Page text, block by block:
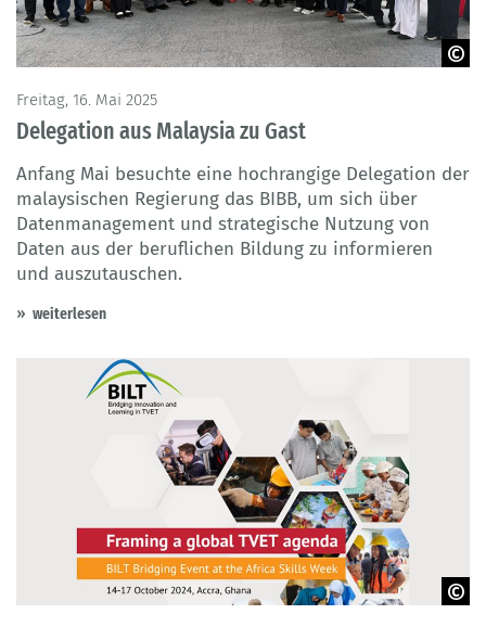
Freitag, 16. Mai 2025
Delegation aus Malaysia zu Gast
Anfang Mai besuchte eine hochrangige Delegation der
malaysischen Regierung das BIBB, um sich über
Datenmanagement und strategische Nutzung von
Daten aus der beruflichen Bildung zu informieren
und auszutauschen.
weiterlesen